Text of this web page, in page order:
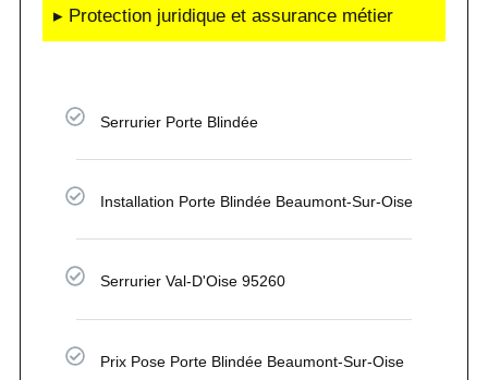
▸ Protection juridique et assurance métier
Serrurier Porte Blindée
Installation Porte Blindée Beaumont-Sur-Oise
Serrurier Val-D'Oise 95260
Prix Pose Porte Blindée Beaumont-Sur-Oise